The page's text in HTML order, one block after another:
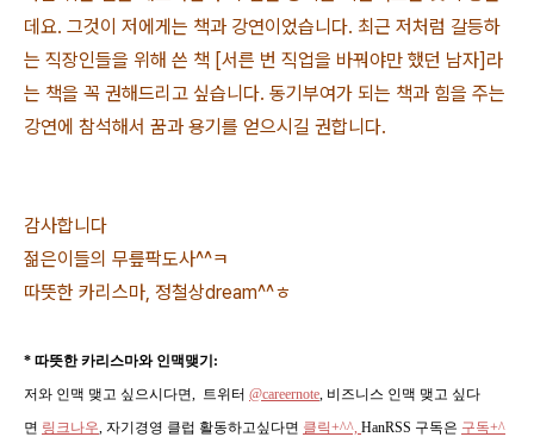
데요. 그것이 저에게는 책과 강연이었습니다. 최근 저처럼 갈등하
는 직장인들을 위해 쓴 책 [서른 번 직업을 바꿔야만 했던 남자]라
는 책을 꼭 권해드리고 싶습니다. 동기부여가 되는 책과 힘을 주는
강연에 참석해서 꿈과 용기를 얻으시길 권합니다.
감사합니다
젊은이들의 무릎팍도사^^ㅋ
따뜻한 카리스마, 정철상dream^^ㅎ
* 따뜻한 카리스마와 인맥맺기:
저와 인맥 맺고 싶으시다면, 트위터 @careernote, 비즈니스 인맥 맺고 싶다
면 링크나우, 자기경영 클럽 활동하고싶다면 클릭+^^, HanRSS 구독은 구독+^